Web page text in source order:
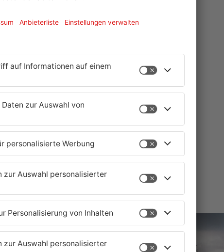
- Das ist jedenfalls der Plan
ist aber noch unklar, es
„Bürger für Gelnhausen
in der Altstadt auszubauen.
sein Nachfolger Christian
als die Altstadt.